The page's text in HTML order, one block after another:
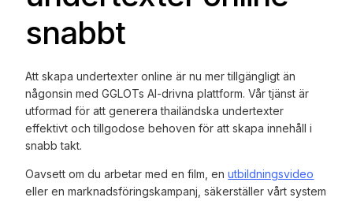
snabbt
Att skapa undertexter online är nu mer tillgängligt än
någonsin med GGLOTs AI-drivna plattform. Vår tjänst är
utformad för att generera thailändska undertexter
effektivt och tillgodose behoven för att skapa innehåll i
snabb takt.
Oavsett om du arbetar med en film, enutbildningsvideo
eller en marknadsföringskampanj, säkerställer vårt system